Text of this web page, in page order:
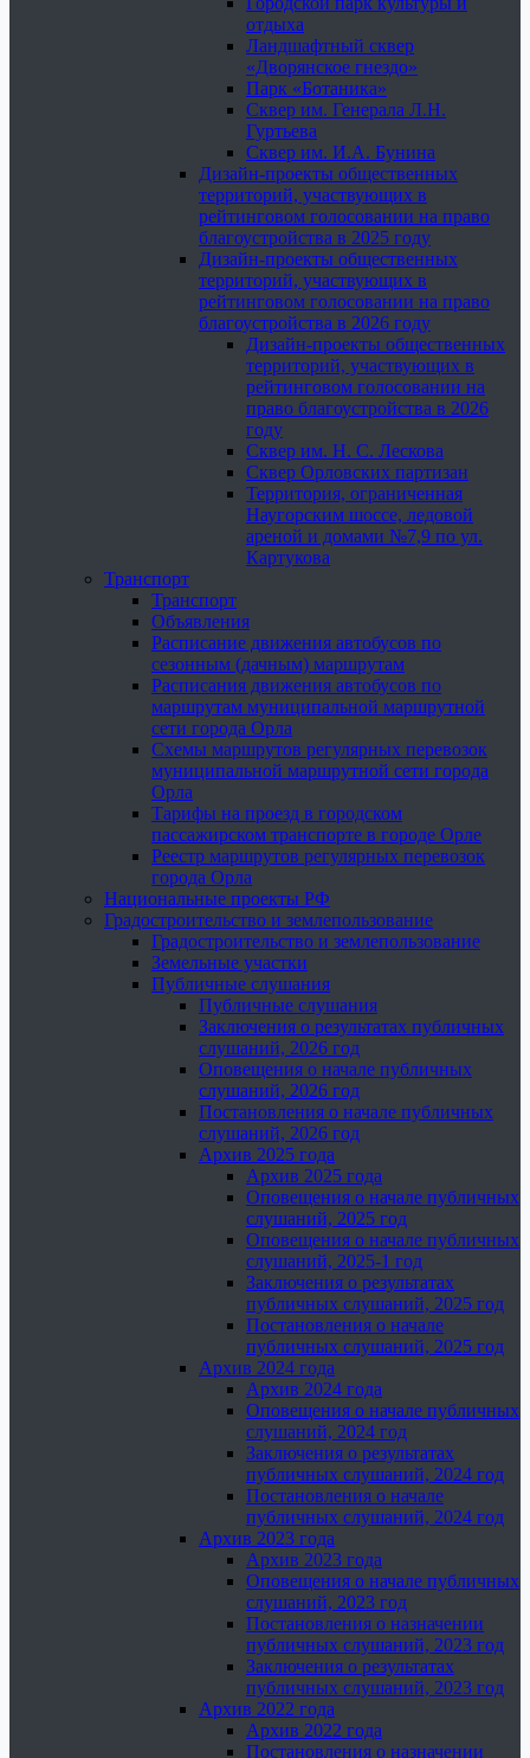
отдыха
Ландшафтный сквер
«Дворянское гнездо»
Парк «Ботаника»
Сквер им. Генерала Л.Н.
Гуртьева
Сквер им. И.А. Бунина
Дизайн-проекты общественных
территорий, участвующих в
рейтинговом голосовании на право
благоустройства в 2025 году
Дизайн-проекты общественных
территорий, участвующих в
рейтинговом голосовании на право
благоустройства в 2026 году
Дизайн-проекты общественных
территорий, участвующих в
рейтинговом голосовании на
право благоустройства в 2026
году
Сквер им. Н. С. Лескова
Сквер Орловских партизан
Территория, ограниченная
Наугорским шоссе, ледовой
ареной и домами №7,9 по ул.
Картукова
Транспорт
Транспорт
Объявления
Расписание движения автобусов по
сезонным (дачным) маршрутам
Расписания движения автобусов по
маршрутам муниципальной маршрутной
сети города Орла
Схемы маршрутов регулярных перевозок
муниципальной маршрутной сети города
Орла
Тарифы на проезд в городском
пассажирском транспорте в городе Орле
Реестр маршрутов регулярных перевозок
города Орла
Национальные проекты РФ
Градостроительство и землепользование
Градостроительство и землепользование
Земельные участки
Публичные слушания
Публичные слушания
Заключения о результатах публичных
слушаний, 2026 год
Оповещения о начале публичных
слушаний, 2026 год
Постановления о начале публичных
слушаний, 2026 год
Архив 2025 года
Архив 2025 года
Оповещения о начале публичных
слушаний, 2025 год
Оповещения о начале публичных
слушаний, 2025-1 год
Заключения о результатах
публичных слушаний, 2025 год
Постановления о начале
публичных слушаний, 2025 год
Архив 2024 года
Архив 2024 года
Оповещения о начале публичных
слушаний, 2024 год
Заключения о результатах
публичных слушаний, 2024 год
Постановления о начале
публичных слушаний, 2024 год
Архив 2023 года
Архив 2023 года
Оповещения о начале публичных
слушаний, 2023 год
Постановления о назначении
публичных слушаний, 2023 год
Заключения о результатах
публичных слушаний, 2023 год
Архив 2022 года
Архив 2022 года
Постановления о назначении